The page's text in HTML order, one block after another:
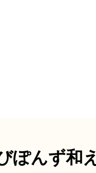
ぽんず和え